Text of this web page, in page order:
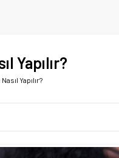
Yapılır?
Yapılır?